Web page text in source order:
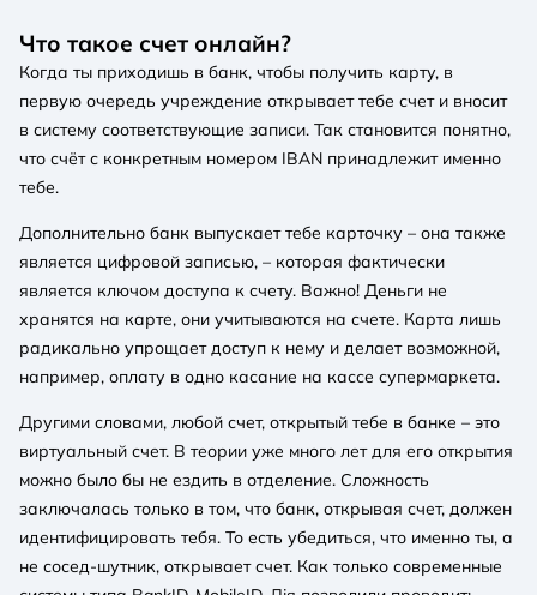
Что такое счет онлайн?
Когда ты приходишь в банк, чтобы получить карту, в
первую очередь учреждение открывает тебе счет и вносит
в систему соответствующие записи. Так становится понятно,
что счёт с конкретным номером IBAN принадлежит именно
тебе.
Дополнительно банк выпускает тебе карточку – она также
является цифровой записью, – которая фактически
является ключом доступа к счету. Важно! Деньги не
хранятся на карте, они учитываются на счете. Карта лишь
радикально упрощает доступ к нему и делает возможной,
например, оплату в одно касание на кассе супермаркета.
Другими словами, любой счет, открытый тебе в банке – это
виртуальный счет. В теории уже много лет для его открытия
можно было бы не ездить в отделение. Сложность
заключалась только в том, что банк, открывая счет, должен
идентифицировать тебя. То есть убедиться, что именно ты, а
не сосед-шутник, открывает счет. Как только современные